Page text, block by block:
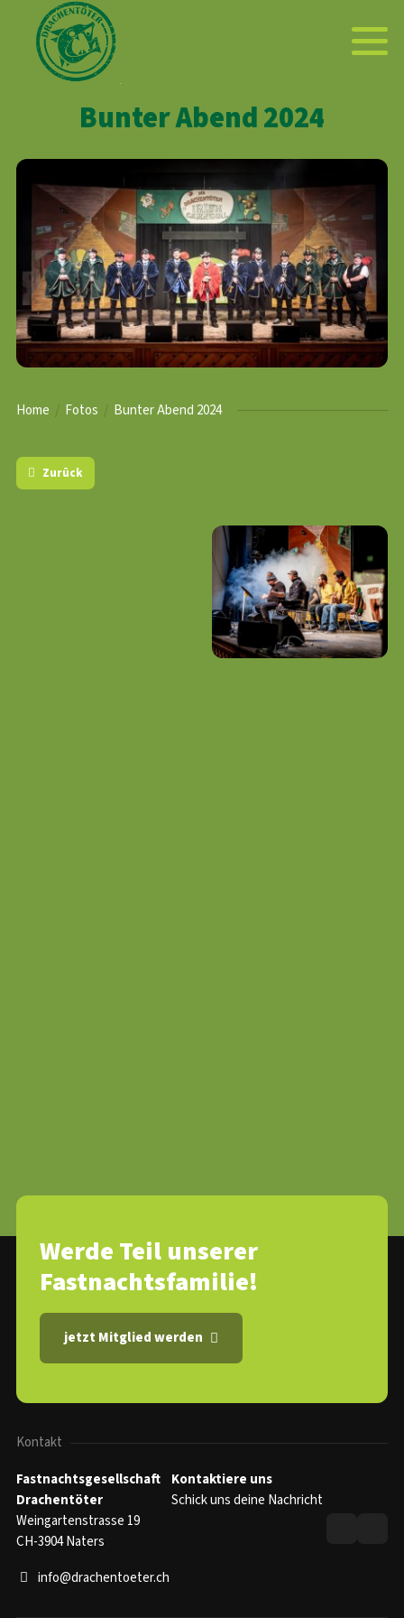
Bunter Abend 2024
Home Fotos Bunter Abend 2024
Zurück
Werde Teil unserer
Fastnachtsfamilie!
jetzt Mitglied werden
Kontakt
Fastnachtsgesellschaft
Drachentöter
Weingartenstrasse 19
CH-3904 Naters
info@drachentoeter.ch
Kontaktiere uns
Schick uns deine Nachricht